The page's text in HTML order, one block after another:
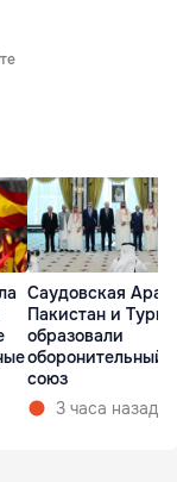
Саудовская
Пакистан и
образовали
оборонительный
союз
3 часа назад